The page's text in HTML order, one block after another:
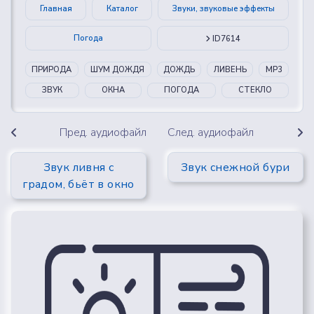
Главная Каталог Звуки, звуковые эффекты
Погода ID7614
ПРИРОДА ШУМ ДОЖДЯ ДОЖДЬ ЛИВЕНЬ
MP3
ЗВУК
ОКНА ПОГОДА СТЕКЛО
Пред. аудиофайл
Звук ливня с
градом, бьёт в окно
След. аудиофайл
Звук снежной бури